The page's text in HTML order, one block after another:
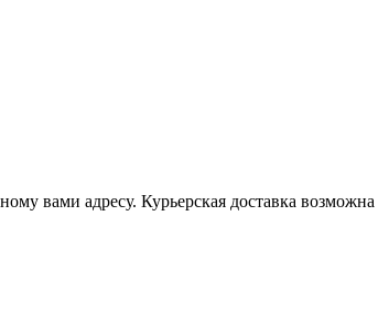
вами адресу. Курьерская доставка